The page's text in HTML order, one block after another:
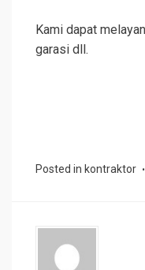
Kami dapat
garasi dll.
Posted in kontraktor